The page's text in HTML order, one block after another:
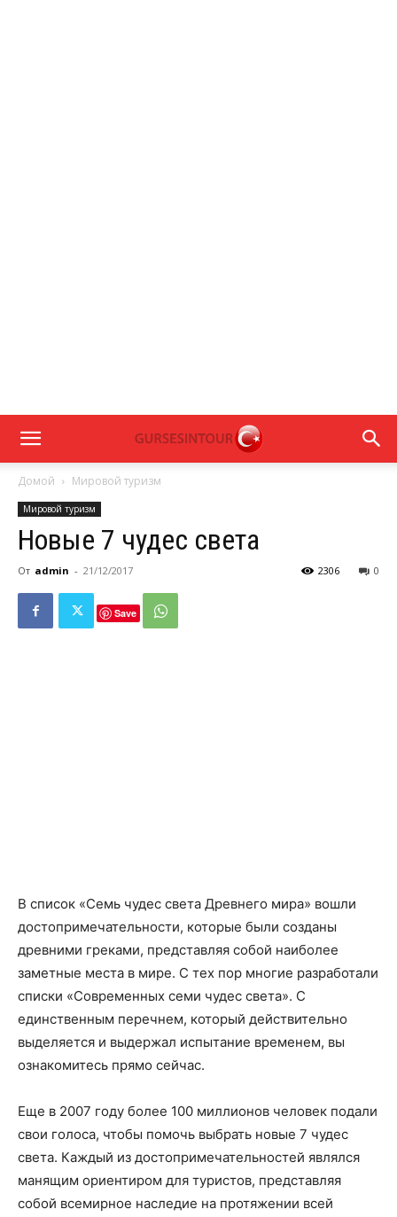
Домой Мировой туризм
Мировой туризм
Новые 7 чудес света
От admin - 21/12/2017 0
2306
Save
В список «Семь чудес света Древнего мира» вошли
достопримечательности, которые были созданы
древними греками, представляя собой наиболее
заметные места в мире. С тех пор многие разработали
списки «Современных семи чудес света». С
единственным перечнем, который действительно
выделяется и выдержал испытание временем, вы
ознакомитесь прямо сейчас.
Еще в 2007 году более 100 миллионов человек подали
свои голоса, чтобы помочь выбрать новые 7 чудес
света. Каждый из достопримечательностей являлся
манящим ориентиром для туристов, представляя
собой всемирное наследие на протяжении всей